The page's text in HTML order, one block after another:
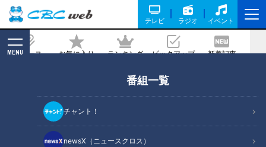
テレビ ラジオ イベント
ニュース お気に入り ランキング ピックアップ 新着記事
MENU
番組一覧
チャント！
newsX（ニュースクロス）
ス対策も！冬にすべき3つのお掃除テク
記事に戻る